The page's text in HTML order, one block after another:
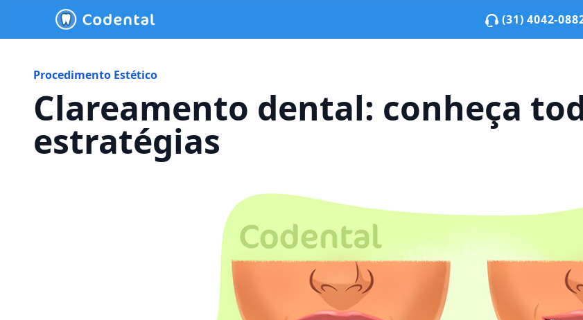
(31) 4042-
Procedimento Estético
Clareamento dental: conheça
estratégias